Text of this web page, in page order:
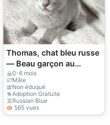
Thomas, chat bleu russe
— Beau garçon au
pelage bleu
0-6 mois
Mâle
Non éduqué
Adoption Gratuite
Russian Blue
565 vues